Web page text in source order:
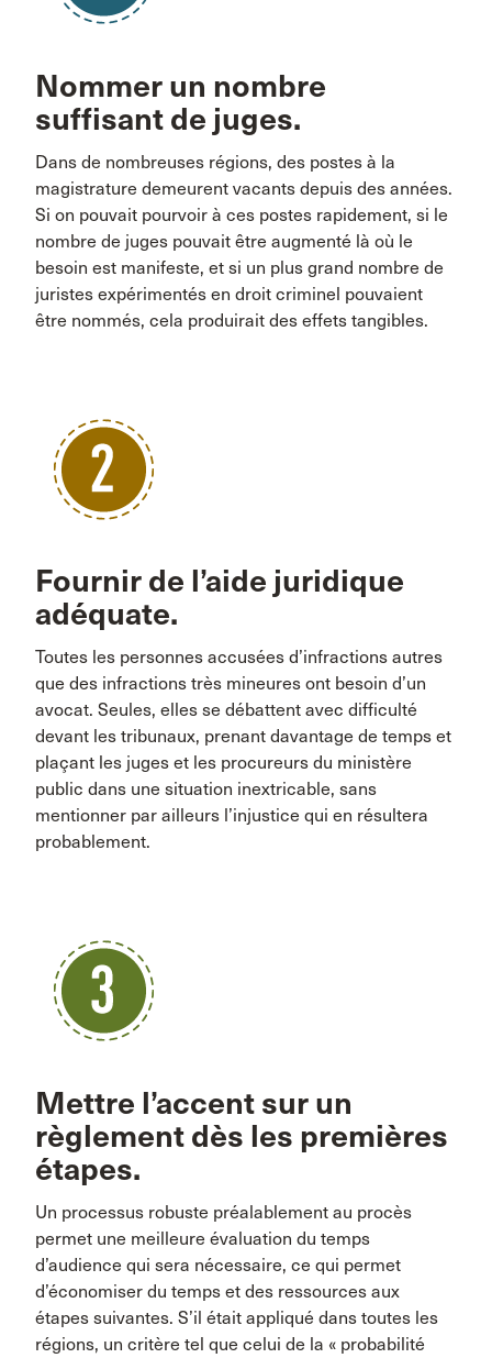
Nommer un nombre
suffisant de juges.
Dans de nombreuses régions, des postes à la
magistrature demeurent vacants depuis des années.
Si on pouvait pourvoir à ces postes rapidement, si le
nombre de juges pouvait être augmenté là où le
besoin est manifeste, et si un plus grand nombre de
juristes expérimentés en droit criminel pouvaient
être nommés, cela produirait des effets tangibles.
Fournir de l’aide juridique
adéquate.
Toutes les personnes accusées d’infractions autres
que des infractions très mineures ont besoin d’un
avocat. Seules, elles se débattent avec difficulté
devant les tribunaux, prenant davantage de temps et
plaçant les juges et les procureurs du ministère
public dans une situation inextricable, sans
mentionner par ailleurs l’injustice qui en résultera
probablement.
Mettre l’accent sur un
règlement dès les premières
étapes.
Un processus robuste préalablement au procès
permet une meilleure évaluation du temps
d’audience qui sera nécessaire, ce qui permet
d’économiser du temps et des ressources aux
étapes suivantes. S’il était appliqué dans toutes les
régions, un critère tel que celui de la « probabilité